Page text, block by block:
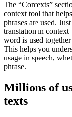
The “Contexts”
context tool that
phrases are used.
translation in context
word is used
This helps you
usage in speech,
phrase.
Millions of
texts